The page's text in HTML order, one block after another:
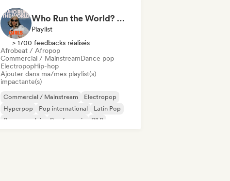
Who Run the World? Girls! 🔥 Female Empowerment Pop & Girl-Power Anthems
Playlist
> 1700 feedbacks réalisés
Afrobeat / Afropop
Commercial / MainstreamDance pop
ElectropopHip-hop
Ajouter dans ma/mes playlist(s)
impactante(s)
Commercial / Mainstream
Electropop
Hyperpop
Pop international
Latin Pop
Rap en anglais
Rap francais R&B